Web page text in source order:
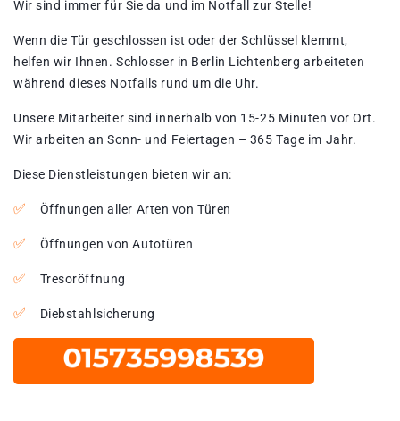
Wir sind immer für Sie da und im Notfall zur Stelle!
Wenn die Tür geschlossen ist oder der Schlüssel klemmt,
helfen wir Ihnen. Schlosser in Berlin Lichtenberg arbeiteten
während dieses Notfalls rund um die Uhr.
Unsere Mitarbeiter sind innerhalb von 15-25 Minuten vor Ort.
Wir arbeiten an Sonn- und Feiertagen – 365 Tage im Jahr.
Diese Dienstleistungen bieten wir an:
Öffnungen aller Arten von Türen
Öffnungen von Autotüren
Tresoröffnung
Diebstahlsicherung